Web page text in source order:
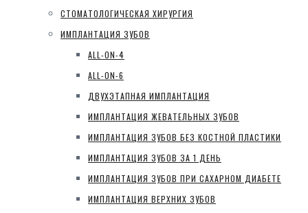
СТОМАТОЛОГИЧЕСКАЯ ХИРУРГИЯ
ИМПЛАНТАЦИЯ ЗУБОВ
ALL-ON-4
ALL-ON-6
ДВУХЭТАПНАЯ ИМПЛАНТАЦИЯ
ИМПЛАНТАЦИЯ ЖЕВАТЕЛЬНЫХ ЗУБОВ
ИМПЛАНТАЦИЯ ЗУБОВ БЕЗ КОСТНОЙ ПЛАСТИКИ
ИМПЛАНТАЦИЯ ЗУБОВ ЗА 1 ДЕНЬ
ИМПЛАНТАЦИЯ ЗУБОВ ПРИ САХАРНОМ ДИАБЕТЕ
ИМПЛАНТАЦИЯ ВЕРХНИХ ЗУБОВ